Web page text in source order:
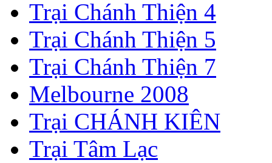
Trại Chánh Thiện 4
Trại Chánh Thiện 5
Trại Chánh Thiện 7
Melbourne 2008
Trại CHÁNH KIÊN
Trại Tâm Lạc